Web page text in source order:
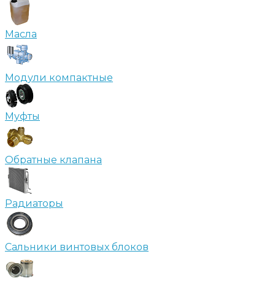
Масла
Модули компактные
Муфты
Обратные клапана
Радиаторы
Сальники винтовых блоков